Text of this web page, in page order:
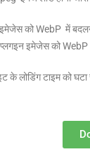
इमेजेस को WebP में
इमेजेस को WebP
लोडिंग टाइम को